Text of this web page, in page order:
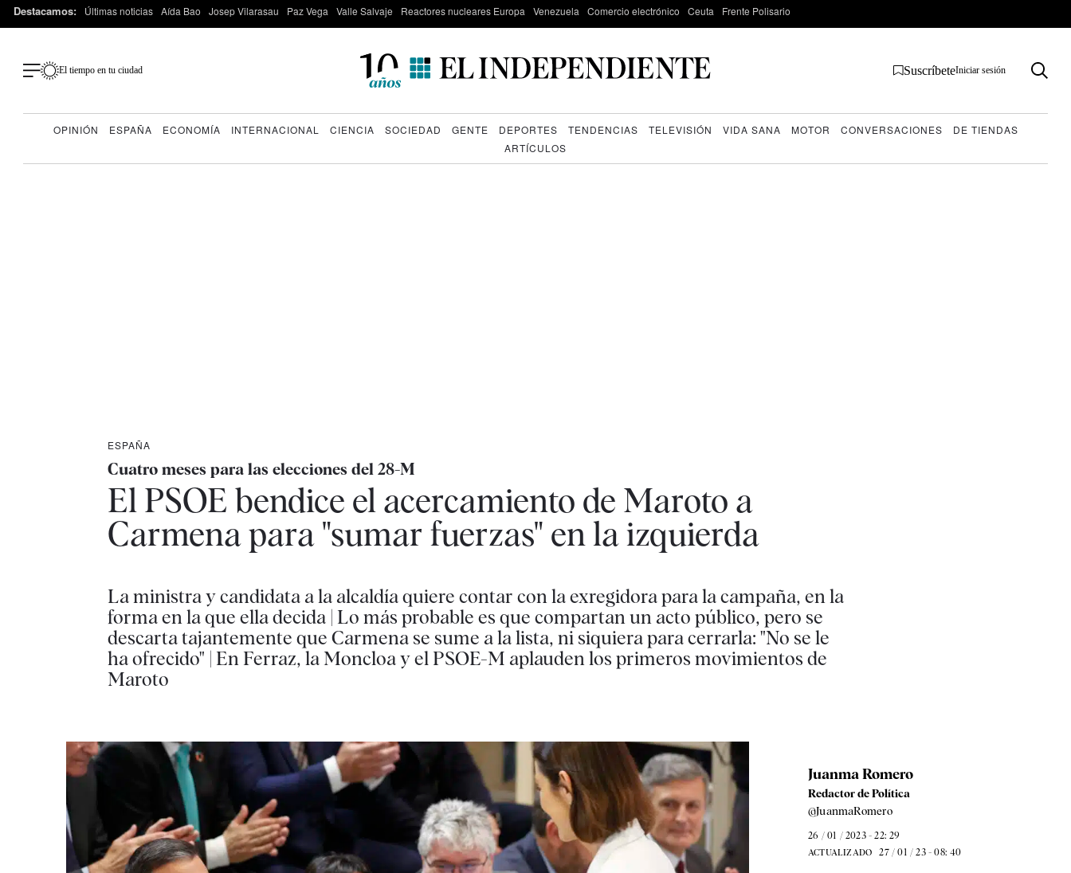
Destacamos: Últimas noticias Aída Bao Josep Vilarasau Paz Vega Valle Salvaje Reactores nucleares Europa Venezuela Comercio electrónico Ceuta Frente Polisario
El tiempo en tu ciudad SuscríbeteIniciar sesión
OPINIÓN ESPAÑA ECONOMÍA INTERNACIONAL CIENCIA SOCIEDAD GENTE DEPORTES TENDENCIAS TELEVISIÓN VIDA SANA MOTOR CONVERSACIONES
DE TIENDAS
ARTÍCULOS
ESPAÑA
Cuatro meses para las elecciones del 28-M
El PSOE bendice el acercamiento de Maroto a
Carmena para "sumar fuerzas" en la izquierda
La ministra y candidata a la alcaldía quiere contar con la exregidora para la campaña, en la
forma en la que ella decida | Lo más probable es que compartan un acto público, pero se
descarta tajantemente que Carmena se sume a la lista, ni siquiera para cerrarla: "No se le
ha ofrecido" | En Ferraz, la Moncloa y el PSOE-M aplauden los primeros movimientos de
Maroto
Juanma Romero
Redactor de Política
@JuanmaRomero
26 / 01 / 2023 - 22: 29
ACTUALIZADO 27 / 01 / 23 - 08: 40